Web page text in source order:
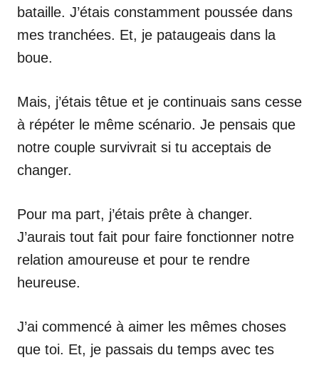
bataille. J’étais constamment poussée dans
mes tranchées. Et, je pataugeais dans la
boue.
Mais, j’étais têtue et je continuais sans cesse
à répéter le même scénario. Je pensais que
notre couple survivrait si tu acceptais de
changer.
Pour ma part, j’étais prête à changer.
J’aurais tout fait pour faire fonctionner notre
relation amoureuse et pour te rendre
heureuse.
J’ai commencé à aimer les mêmes choses
que toi. Et, je passais du temps avec tes